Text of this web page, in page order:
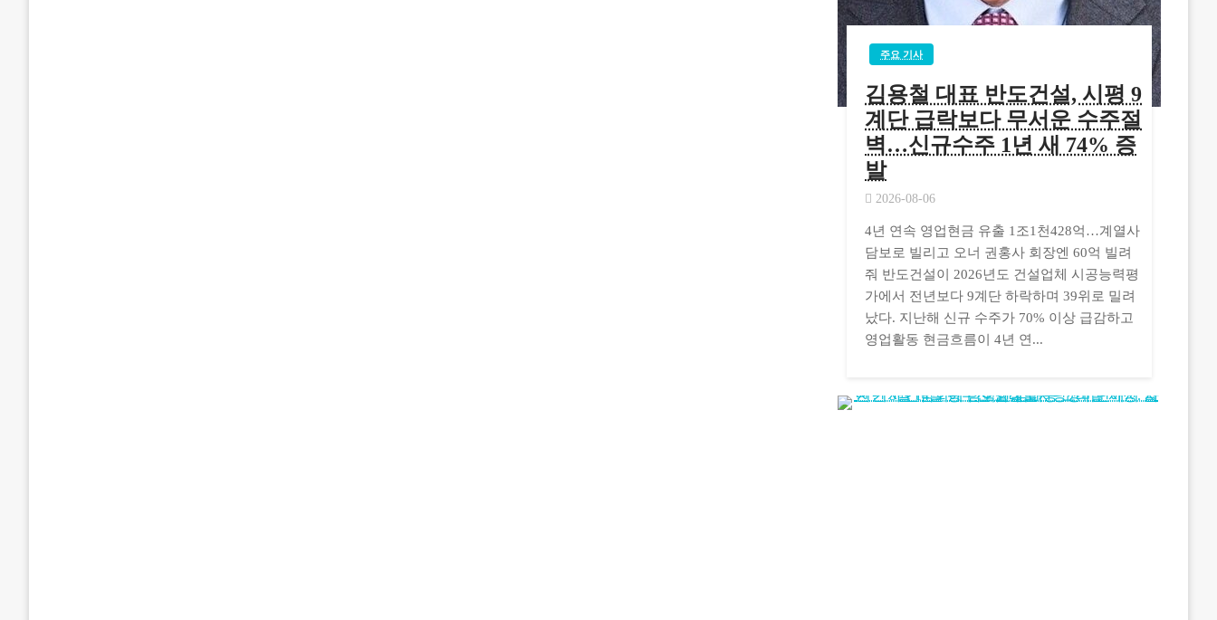
주요 기사
김용철 대표 반도건설, 시평 9
계단 급락보다 무서운 수주절
벽…신규수주 1년 새 74% 증
발
2026-08-06
4년 연속 영업현금 유출 1조1천428억…계열사
담보로 빌리고 오너 권홍사 회장엔 60억 빌려
줘 반도건설이 2026년도 건설업체 시공능력평
가에서 전년보다 9계단 하락하며 39위로 밀려
났다. 지난해 신규 수주가 70% 이상 급감하고
영업활동 현금흐름이 4년 연...